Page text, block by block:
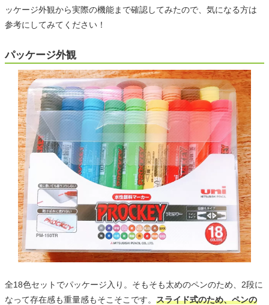
ッケージ外観から実際の機能まで確認してみたので、気になる方は
参考にしてみてください！
パッケージ外観
全18色セットでパッケージ入り。そもそも太めのペンのため、2段に
なって存在感も重量感もそこそこです。 スライド式のため、ペンの